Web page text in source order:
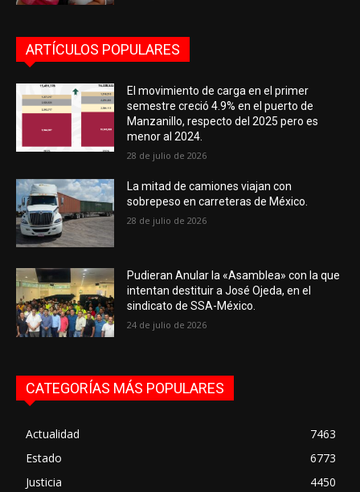
ARTÍCULOS POPULARES
El movimiento de carga en el primer
semestre creció 4.9% en el puerto de
Manzanillo, respecto del 2025 pero es
menor al 2024.
28 de julio de 2026
La mitad de camiones viajan con
sobrepeso en carreteras de México.
28 de julio de 2026
Pudieran Anular la «Asamblea» con la que
intentan destituir a José Ojeda, en el
sindicato de SSA-México.
24 de julio de 2026
CATEGORÍAS MÁS POPULARES
Actualidad
7463
Estado
6773
Justicia
4450